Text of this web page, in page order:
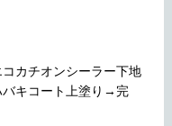
カチオンシーラー下地
キコート上塗り→完